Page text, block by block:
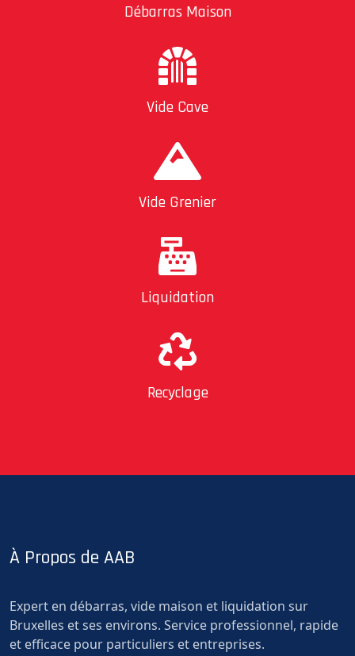
Débarras Maison
Vide Cave
Vide Grenier
Liquidation
Recyclage
À Propos de AAB
Expert en débarras, vide maison et liquidation sur
Bruxelles et ses environs. Service professionnel, rapide
et efficace pour particuliers et entreprises.